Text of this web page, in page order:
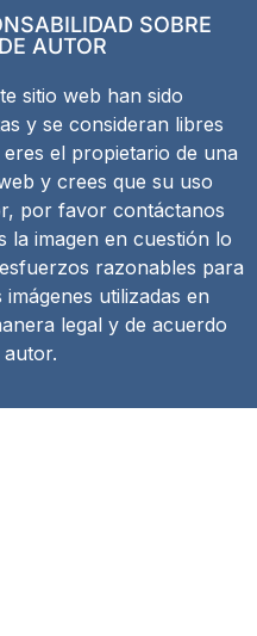
SOBRE
AUTOR
sitio web han sido
y se consideran libres
el propietario de una
y crees que su uso
por favor contáctanos
la imagen en cuestión lo
razonables para
utilizadas en
legal y de acuerdo